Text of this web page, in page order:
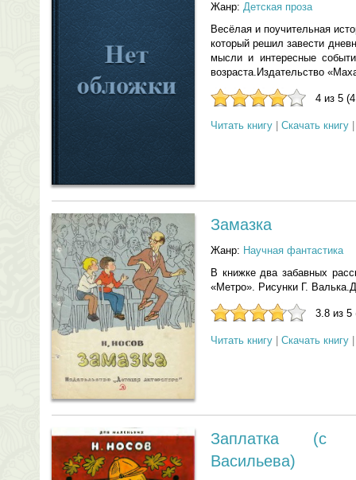
Жанр: Детская проза
Весёлая и поучительная
который решил завести
мысли и интересные
возраста.Издательство
4 из 5
Читать книгу Скачать книгу
Замазка
Жанр: Научная фантастика
В книжке два забавных
«Метро». Рисунки Г.
3.8 из 5
Читать книгу Скачать книгу
Заплатка (с
Васильева)